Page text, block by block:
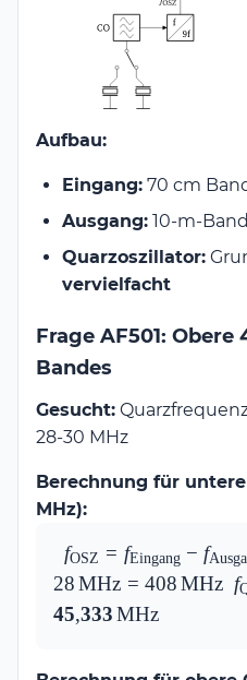
Aufbau:
Eingang: 70 cm
Ausgang: 10-m-
Quarzoszillator:
vervielfacht
Frage AF501: Obere
Bandes
Gesucht:
28-30 MHz
Berechnung für
MHz):
f_\text{OSZ} =
f_\text{Eingang}
-
f_\text{Ausgang}
fOSZ = fEingang − f
28 MHz = 408MHz f
45,333 MHz